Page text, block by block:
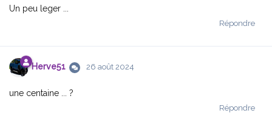
Un peu leger ...
Répondre
Herve51 26 août 2024
une centaine ... ?
Répondre